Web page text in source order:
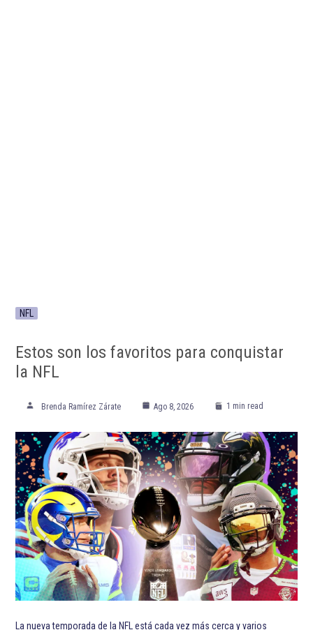
NFL
Estos son los favoritos para conquistar
la NFL
Brenda Ramírez Zárate Ago 8, 2026 1 min read
La nueva temporada de la NFL está cada vez más cerca y varios